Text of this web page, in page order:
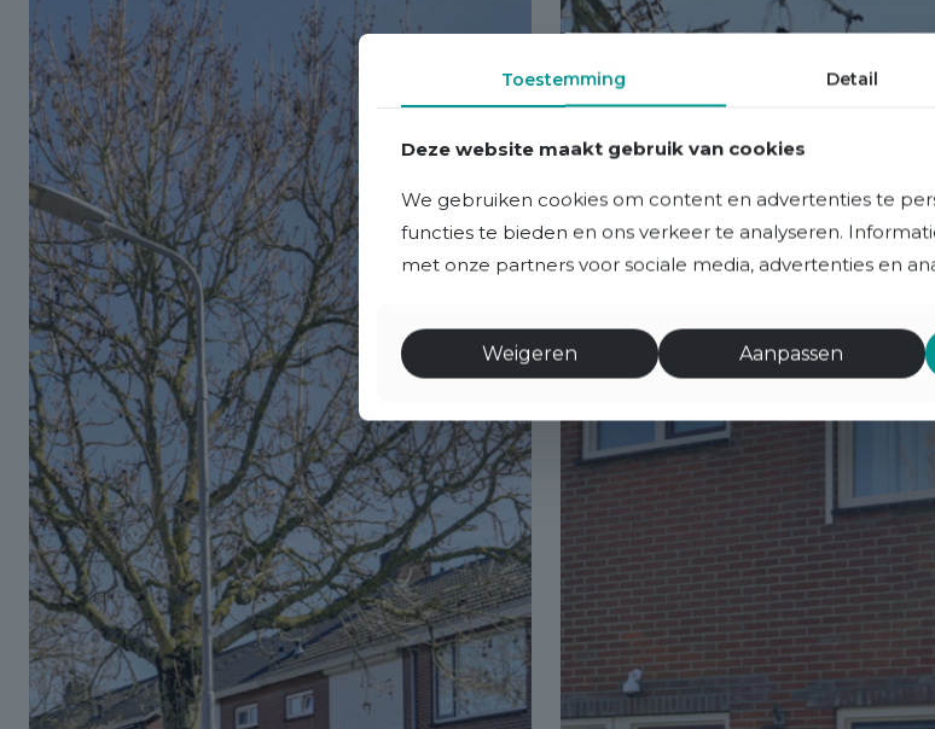
Toestemming Detail
Deze website maakt gebruik van cookies
We gebruiken cookies om content en advertenties te
functies te bieden en ons verkeer te analyseren.
met onze partners voor sociale media, advertenties en
Weigeren Aanpassen